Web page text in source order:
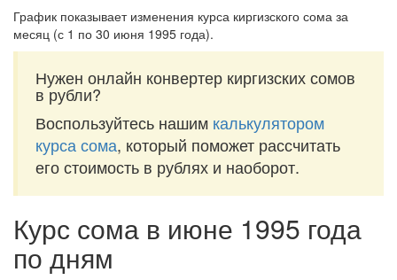
График показывает изменения курса киргизского сома за
месяц (с 1 по 30 июня 1995 года).
Нужен онлайн конвертер киргизских сомов
в рубли?
Воспользуйтесь нашим калькулятором
курса сома, который поможет рассчитать
его стоимость в рублях и наоборот.
Курс сома в июне 1995 года
по дням